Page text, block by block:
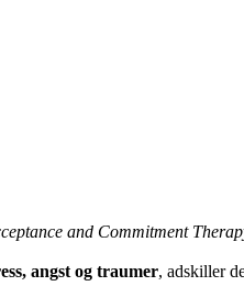
and Commitment
angst og traumer, adskiller